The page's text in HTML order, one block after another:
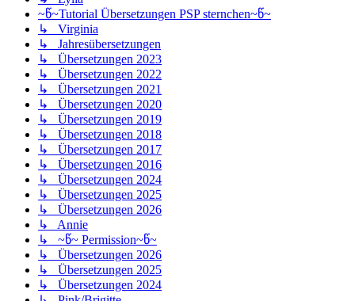
~წ~Tutorial Übersetzungen PSP sternchen~წ~
↳ Virginia
↳ Jahresübersetzungen
↳ Übersetzungen 2023
↳ Übersetzungen 2022
↳ Übersetzungen 2021
↳ Übersetzungen 2020
↳ Übersetzungen 2019
↳ Übersetzungen 2018
↳ Übersetzungen 2017
↳ Übersetzungen 2016
↳ Übersetzungen 2024
↳ Übersetzungen 2025
↳ Übersetzungen 2026
↳ Annie
↳ ~წ~ Permission~წ~
↳ Übersetzungen 2026
↳ Übersetzungen 2025
↳ Übersetzungen 2024